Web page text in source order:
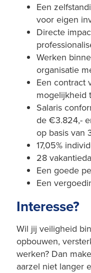
Een
voor eigen
Directe
Werken
organisatie
Een contract
mogelijkheid
Salaris
de €3.824,-
op basis van
17,05%
28
Een goede
Een
Interesse?
Wil jij veiligheid
opbouwen,
werken? Dan
aarzel niet langer